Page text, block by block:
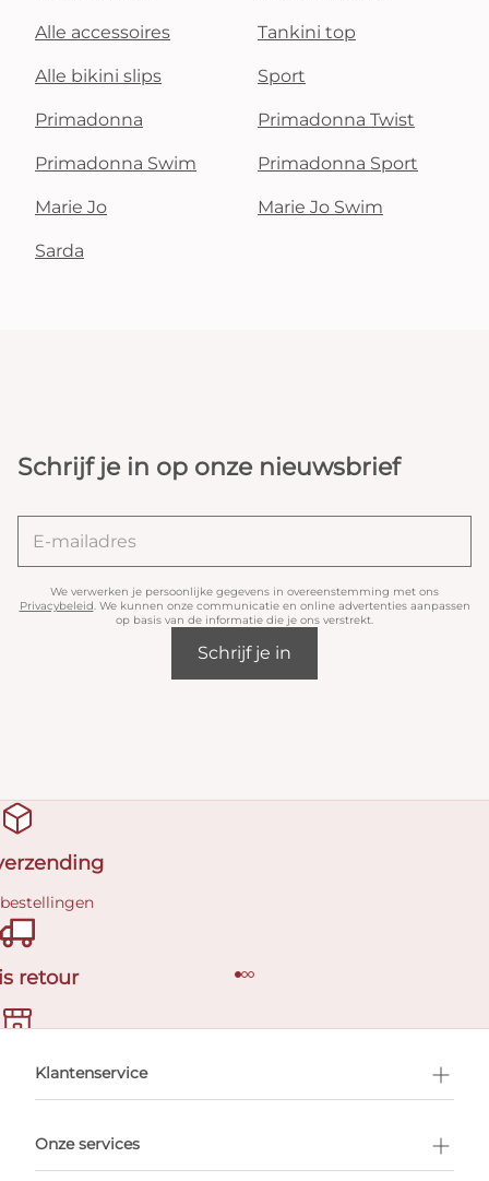
Alle accessoires Tankini top
Alle bikini slips Sport
Primadonna Primadonna Twist
Primadonna Swim Primadonna Sport
Marie Jo Marie Jo Swim
Sarda
Schrijf je in op onze nieuwsbrief
We verwerken je persoonlijke gegevens in overeenstemming met ons
Privacybeleid. We kunnen onze communicatie en online advertenties aanpassen
op basis van de informatie die je ons verstrekt.
Schrijf je in
retour
afspraak
Klantenservice
Onze services